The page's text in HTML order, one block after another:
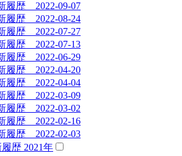
履歴 2022-09-07
履歴 2022-08-24
履歴 2022-07-27
履歴 2022-07-13
履歴 2022-06-29
履歴 2022-04-20
履歴 2022-04-04
履歴 2022-03-09
履歴 2022-03-02
履歴 2022-02-16
履歴 2022-02-03
歴 2021年